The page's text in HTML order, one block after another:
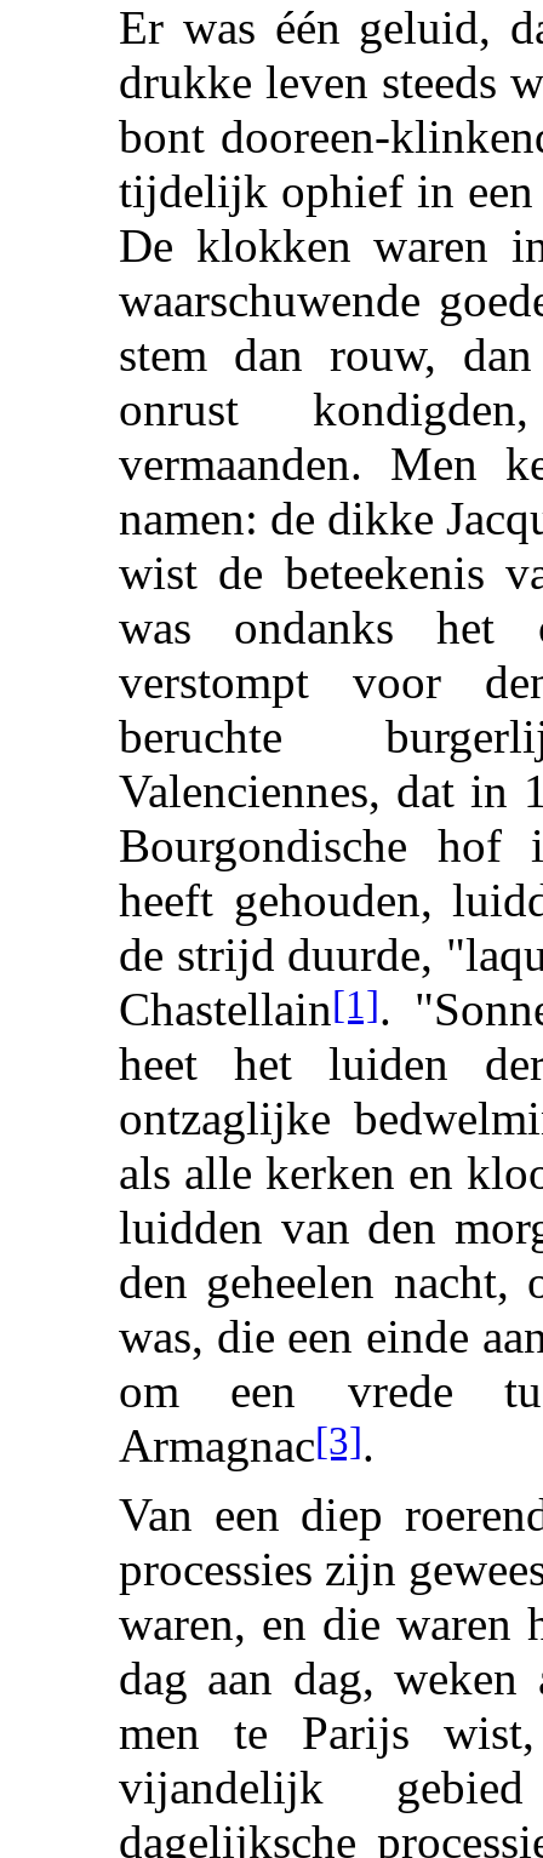
Er was één geluid,
drukke leven steeds
bont dooreen-
tijdelijk ophief in een
De klokken waren
waarschuwende
stem dan rouw,
onrust
vermaanden. Men
namen: de dikke
wist de beteekenis
was ondanks het
verstompt voor
beruchte
Valenciennes, dat in
Bourgondische hof
heeft gehouden,
de strijd duurde,
Chastellain[1].
heet het luiden
ontzaglijke
als alle kerken en
luidden van den
den geheelen nacht,
was, die een einde
om een vrede
Armagnac[3].
Van een diep
processies zijn
waren, en die waren
dag aan dag, weken
men te Parijs
vijandelijk
dagelijksche